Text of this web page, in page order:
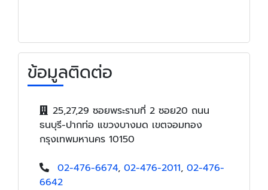
ข้อมูลติดต่อ
25,27,29 ซอยพระรามที่ 2 ซอย20 ถนน
ธนบุรี-ปากท่อ แขวงบางมด เขตจอมทอง
กรุงเทพมหานคร 10150
02-476-6674, 02-476-2011, 02-476-
6642